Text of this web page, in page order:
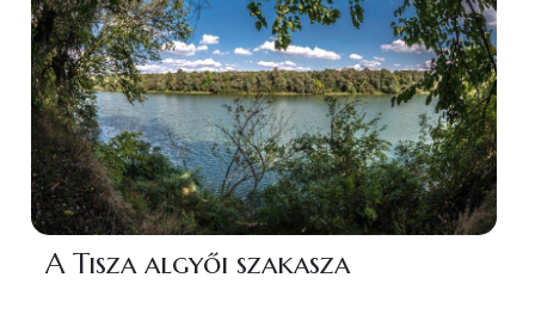
A Tisza algyői szakasza